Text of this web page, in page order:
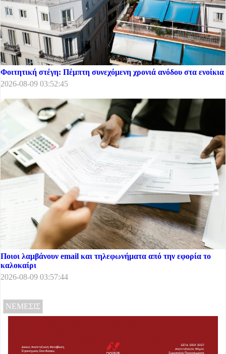
Φοιτητική στέγη: Πέμπτη συνεχόμενη χρονιά ανόδου στα ενοίκια
2026-08-09 03:52:45
Ποιοι λαμβάνουν email και τηλεφωνήματα από την εφορία το
καλοκαίρι
2026-08-09 03:57:44
ΝΕΜΕΣΙΣ